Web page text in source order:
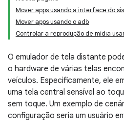
Mover apps usando a interface do
Mover apps usando o adb
Controlar a reprodução de mídia
O emulador de tela distante
o hardware de várias telas
veículos. Especificamente, ele
uma tela central sensível ao
sem toque. Um exemplo de
configuração seria um usuário